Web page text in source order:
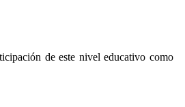
de este nivel educativo como